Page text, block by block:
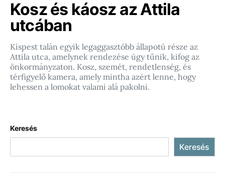
Kosz és káosz az Attila
utcában
Kispest talán egyik legaggasztóbb állapotú része az
Attila utca, amelynek rendezése úgy tűnik, kifog az
önkormányzaton. Kosz, szemét, rendetlenség, és
térfigyelő kamera, amely mintha azért lenne, hogy
lehessen a lomokat valami alá pakolni.
Keresés
Keresés